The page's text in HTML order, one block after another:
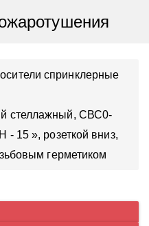
спринклерные
стеллажный, CВС0-
15 », розеткой вниз,
герметиком